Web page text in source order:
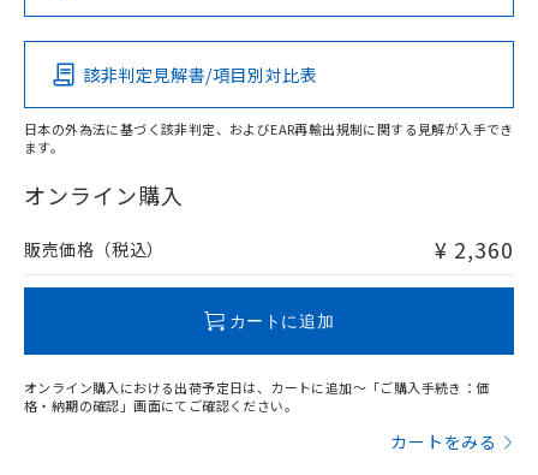
Pb Hg Cd Cr(VI)
O
在庫等で未対応品が混在する可能性があります。
問い合わせください。
該非判定見解書/項目別対比表
日本の外為法に基づく該非判定、およびEAR再輸出規制に関する見解が入手でき
ます。
オンライン購入
販売価格（税込） ¥ 2,360
カートに追加
オンライン購入における出荷予定日は、カートに追加～「ご購入手続き：価
格・納期の確認」画面にてご確認ください。
カートをみる